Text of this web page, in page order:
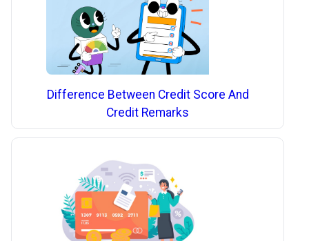
Difference Between Credit Score And
Credit Remarks